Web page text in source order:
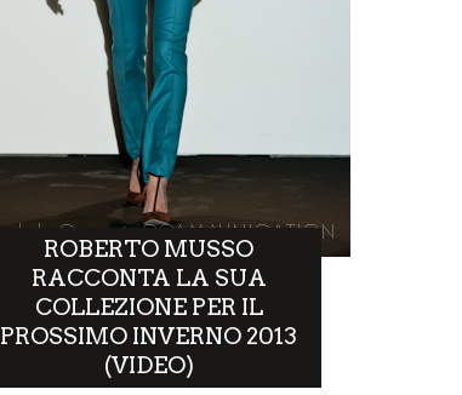
ROBERTO MUSSO
RACCONTA LA SUA
COLLEZIONE PER IL
PROSSIMO INVERNO 2013
(VIDEO)